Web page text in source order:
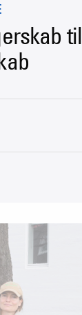
til